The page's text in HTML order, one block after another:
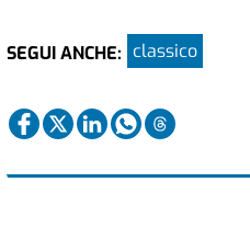
SEGUI ANCHE: classico